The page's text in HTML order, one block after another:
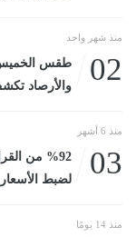
منذ شهر واحد
02
والأرصاد تكشف
منذ 6 أشهر
03
%92 من
لضبط
منذ 14 يومًا